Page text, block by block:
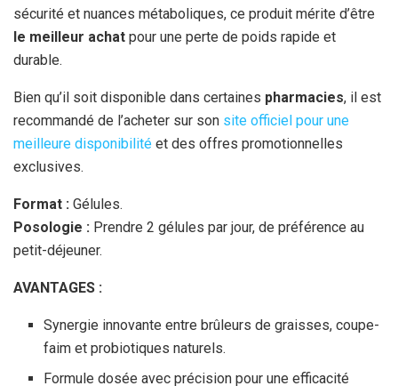
sécurité et nuances métaboliques, ce produit mérite d’être
le meilleur achat pour une perte de poids rapide et
durable.
Bien qu’il soit disponible dans certaines pharmacies, il est
recommandé de l’acheter sur son site officiel pour une
meilleure disponibilité et des offres promotionnelles
exclusives.
Format : Gélules.
Posologie : Prendre 2 gélules par jour, de préférence au
petit-déjeuner.
AVANTAGES :
Synergie innovante entre brûleurs de graisses, coupe-
faim et probiotiques naturels.
Formule dosée avec précision pour une efficacité